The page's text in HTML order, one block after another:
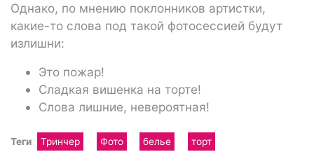
Однако, по мнению поклонников артистки,
какие-то слова под такой фотосессией будут
излишни:
Это пожар!
Сладкая вишенка на торте!
Слова лишние, невероятная!
Теги Тринчер Фото белье торт